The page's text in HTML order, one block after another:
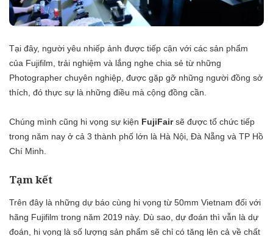
Tại đây, người yêu nhiếp ảnh được tiếp cận với các sản phẩm
của Fujifilm, trải nghiệm và lắng nghe chia sẻ từ những
Photographer chuyên nghiệp, được gặp gỡ những người đồng sở
thích, đó thực sự là những điều mà cộng đồng cần.
Chúng mình cũng hi vọng sự kiện FujiFairsẽ được tổ chức tiếp
trong năm nay ở cả 3 thành phố lớn là Hà Nội, Đà Nẵng và TP Hồ
Chí Minh.
Tạm kết
Trên đây là những dự báo cùng hi vọng từ 50mm Vietnam đối với
hãng Fujifilm trong năm 2019 này. Dù sao, dự đoán thì vẫn là dự
đoán, hi vọng là số lượng sản phẩm sẽ chỉ có tăng lên cả về chất